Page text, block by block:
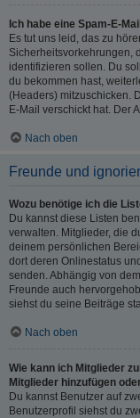
Ich habe eine Spam-E-
Es tut uns leid, das zu
Sicherheitsvorkehrungen,
identifizieren sollen. Du
du bekommen hast,
(Headers) mitzuschicken.
E-Mail verschickt hat. Der
Nach oben
Freunde und
Wozu benötige ich die
Du kannst diese Listen
verwalten. Mitglieder, die
deinem persönlichen
dort deren Onlinestatus
senden. Abhängig von
Freunde auch
siehst du seine Beiträge
Nach oben
Wie kann ich Mitglieder
Mitglieder hinzufügen
Du kannst Benutzer auf
Benutzerprofil siehst du